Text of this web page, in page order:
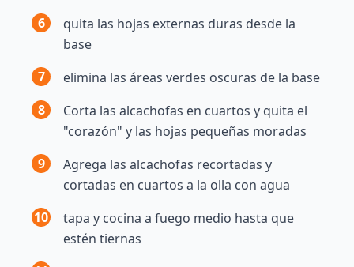
6
quita las hojas externas duras desde la
base
7
elimina las áreas verdes oscuras de la base
8
Corta las alcachofas en cuartos y quita el
"corazón" y las hojas pequeñas moradas
9
Agrega las alcachofas recortadas y
cortadas en cuartos a la olla con agua
10
tapa y cocina a fuego medio hasta que
estén tiernas